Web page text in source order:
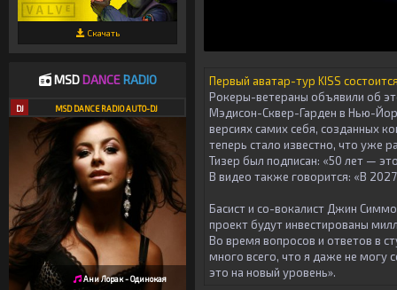
Скачать
MSDDANCE RADIO
DJ MSD DANCE RADIO AUTO-DJ
Ани Лорак - Одинокая
Первый аватар-тур KISS
Рокеры-ветераны объявили об
Мэдисон-Сквер-Гарден в Нью-
версиях самих себя, созданных
теперь стало известно, что уже
Тизер был подписан: «50 лет —
В видео также говорится: «В
Басист и со-вокалист Джин
проект будут инвестированы
Во время вопросов и ответов в
много всего, что я даже не могу
это на новый уровень».